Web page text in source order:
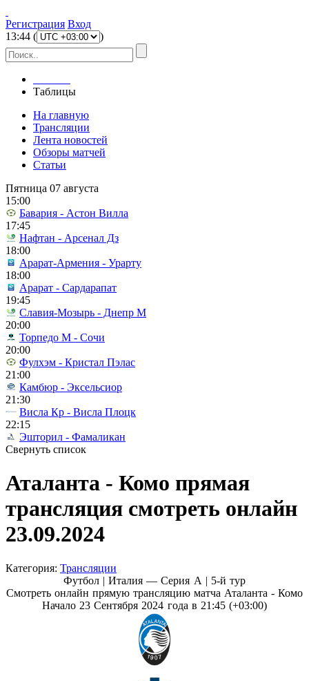
Регистрация Вход
13:44 ( )
Таблицы
На главную
Трансляции
Лента новостей
Обзоры матчей
Статьи
Пятница 07 августа
15:00
Бавария - Астон Вилла
17:45
Нафтан - Арсенал Дз
18:00
Арарат-Армения - Урарту
18:00
Арарат - Сардарапат
19:45
Славия-Мозырь - Днепр М
20:00
Торпедо М - Сочи
20:00
Фулхэм - Кристал Пэлас
21:00
Камбюр - Эксельсиор
21:30
Висла Кр - Висла Плоцк
22:15
Эшторил - Фамаликан
Свернуть список
Аталанта - Комо прямая
трансляция смотреть онлайн
23.09.2024
Категория: Трансляции
Футбол | Италия — Серия А | 5-й тур
Смотреть онлайн прямую трансляцию матча Аталанта - Комо
Начало 23 Сентября 2024 года в 21:45 (+03:00)